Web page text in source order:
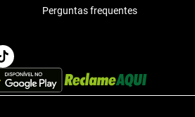
Perguntas frequentes